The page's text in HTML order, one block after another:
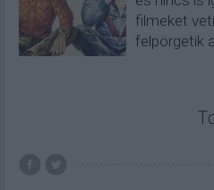
filmeket
felpörgetik